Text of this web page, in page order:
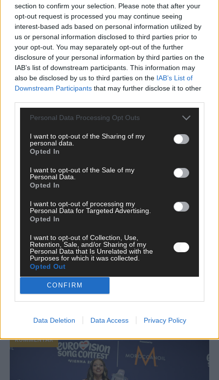
section to confirm your selection. Please note that after your
opt-out request is processed you may continue seeing
interest-based ads based on personal information utilized by
us or personal information disclosed to third parties prior to
your opt-out. You may separately opt-out of the further
disclosure of your personal information by third parties on the
IAB’s list of downstream participants. This information may
also be disclosed by us to third parties on the IAB’s List of
Downstream Participants that may further disclose it to other
Personal Data Processing Opt Outs
I want to opt-out of the Sharing of my
personal data.
Opted In
I want to opt-out of the Sale of my
Personal Data.
Opted In
I want to opt-out of processing my
Personal Data for Targeted Advertising.
Opted In
I want to opt-out of Collection, Use,
Retention, Sale, and/or Sharing of my
Personal Data that Is Unrelated with the
Purposes for which it was collected.
Opted Out
CONFIRM
Data Deletion Data Access Privacy Policy
E-Mail
Benachrichtige mich über nachfolgende Kommentare via E-
Mail.
Benachrichtige mich über neue Beiträge via E-Mail.
Neue Themenwelt, neues Café, neue
Westernstadt: Der Europa-Park 2026 setzt auf
viele Highlights
EXTRA
KOMMENTAR